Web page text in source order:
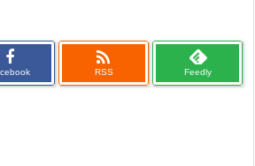

RSS Feedly